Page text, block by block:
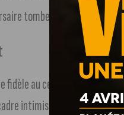
tombe en mars, mois
au centre-ville. Ce
intimiste favorise la